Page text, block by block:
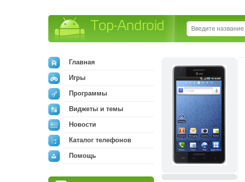
Главная
Игры
Программы
Виджеты и темы
Новости
Каталог телефонов
Помощь